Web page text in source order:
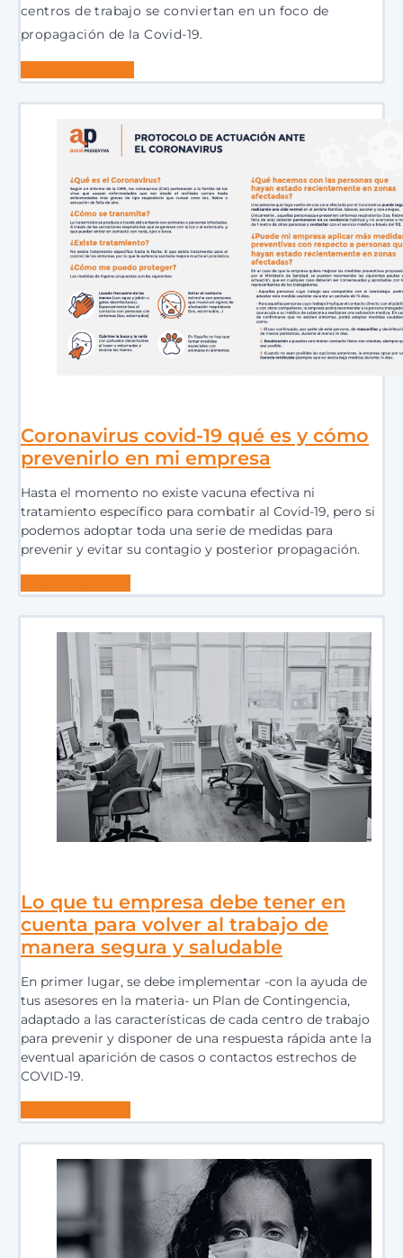
centros de trabajo se conviertan en un foco de
propagación de la Covid-19.
Coronavirus covid-19 qué es y cómo
prevenirlo en mi empresa
Hasta el momento no existe vacuna efectiva ni
tratamiento específico para combatir al Covid-19, pero si
podemos adoptar toda una serie de medidas para
prevenir y evitar su contagio y posterior propagación.
Lo que tu empresa debe tener en
cuenta para volver al trabajo de
manera segura y saludable
En primer lugar, se debe implementar -con la ayuda de
tus asesores en la materia- un Plan de Contingencia,
adaptado a las características de cada centro de trabajo
para prevenir y disponer de una respuesta rápida ante la
eventual aparición de casos o contactos estrechos de
COVID-19.